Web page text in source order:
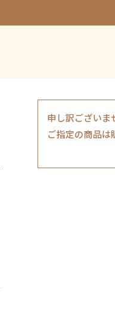
申し訳ございま
ご指定の商品